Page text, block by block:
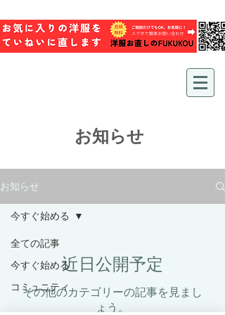
お知らせ
お知らせ
全ての記事
今すぐ始める
コミュニティ
今すぐ始める
近日公開予定
その他のカテゴリーの記事を見まし
ょう。